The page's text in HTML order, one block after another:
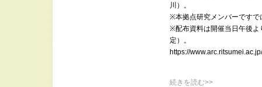
川）。
※本拠点研究メンバーですで
※配布資料は開催当日午後よ
定）。
https://
続きを読む>>